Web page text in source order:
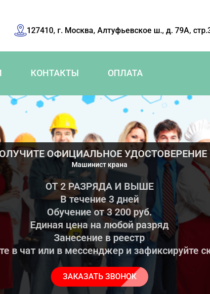
127410, г. Москва, Алтуфьевское ш., д. 79А,
КОНТАКТЫ ОПЛАТА
ОФИЦИАЛЬНОЕ УДОСТОВЕРЕНИЕ
Машинист крана
ОТ 2 РАЗРЯДА И ВЫШЕ
В течение 3 дней
Обучение от 3 200 руб.
Единая цена на любой разряд
Занесение в реестр
в чат или в мессенджер и зафиксируйте
ЗАКАЗАТЬ ЗВОНОК